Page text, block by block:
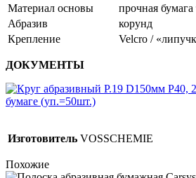
Материал основы
прочная
Абразив
корунд
Крепление
Velcro /
ДОКУМЕНТЫ
Изготовитель VOSSCHEMIE
Похожие